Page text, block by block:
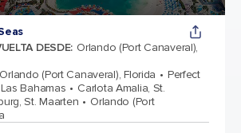
DESDE: Orlando (Port Canaveral),
Orlando (Port Canaveral), Florida
Perfect
Bahamas
Carlota Amalia, St.
St. Maarten
Orlando (Port